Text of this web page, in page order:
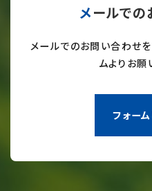
メールで
メールでのお問い合わせ
ムよりお願
フォー